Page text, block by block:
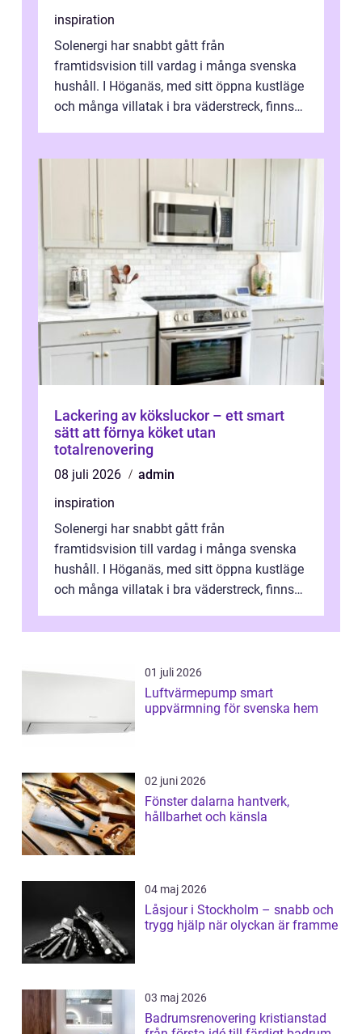
inspiration
Solenergi har snabbt gått från
framtidsvision till vardag i många svenska
hushåll. I Höganäs, med sitt öppna kustläge
och många villatak i bra väderstreck, finns
Lackering av köksluckor – ett smart
sätt att förnya köket utan
totalrenovering
08 juli 2026
admin
inspiration
Solenergi har snabbt gått från
framtidsvision till vardag i många svenska
hushåll. I Höganäs, med sitt öppna kustläge
och många villatak i bra väderstreck, finns
01 juli 2026
Luftvärmepump smart
uppvärmning för svenska hem
02 juni 2026
Fönster dalarna hantverk,
hållbarhet och känsla
04 maj 2026
Låsjour i Stockholm – snabb och
trygg hjälp när olyckan är framme
03 maj 2026
Badrumsrenovering kristianstad